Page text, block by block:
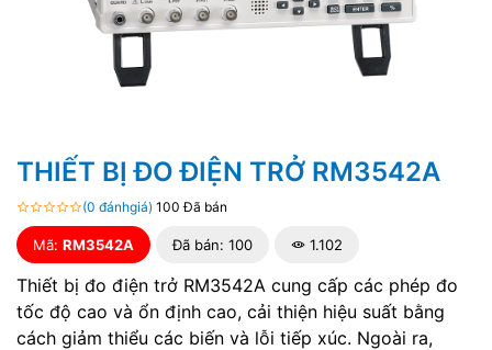
THIẾT BỊ ĐO ĐIỆN TRỞ RM3542A
(0 đánhgiá) 100 Đã bán
Mã: RM3542A Đã bán: 100 1.102
Thiết bị đo điện trở RM3542A cung cấp các phép đo
tốc độ cao và ổn định cao, cải thiện hiệu suất bằng
cách giảm thiểu các biến và lỗi tiếp xúc. Ngoài ra,